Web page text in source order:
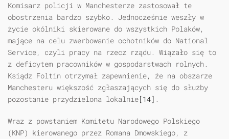
Komisarz policji w Manchesterze zastosował te
obostrzenia bardzo szybko. Jednocześnie weszły w
życie okólniki skierowane do wszystkich Polaków,
mające na celu zwerbowanie ochotników do National
Service, czyli pracy na rzecz rządu. Wiązało się to
z deficytem pracowników w gospodarstwach rolnych.
Ksiądz Foltin otrzymał zapewnienie, że na obszarze
Manchesteru większość zgłaszających się do służby
pozostanie przydzielona lokalnie[14] .
Wraz z powstaniem Komitetu Narodowego Polskiego
(KNP) kierowanego przez Romana Dmowskiego, z